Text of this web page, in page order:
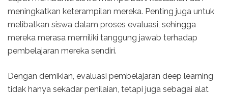
meningkatkan keterampilan mereka. Penting juga untuk
melibatkan siswa dalam proses evaluasi, sehingga
mereka merasa memiliki tanggung jawab terhadap
pembelajaran mereka sendiri.
Dengan demikian, evaluasi pembelajaran deep learning
tidak hanya sekadar penilaian, tetapi juga sebagai alat